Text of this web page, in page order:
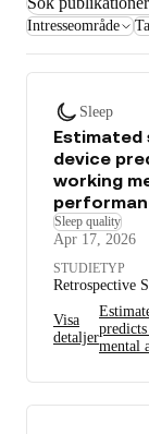
Intresseområde
Sleep
Estimated
device
working
Sleep quality
Apr 17, 2026
STUDIETYP
Retrospective
Visa
detaljer
mental